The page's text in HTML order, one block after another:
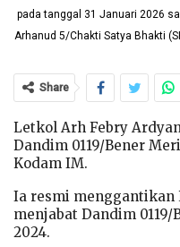
pada tanggal 31 Januari 2026
Arhanud 5/Chakti Satya Bhakti
Share
Letkol Arh Febry
Dandim 0119/Bener
Kodam IM.
Ia resmi menggantikan
menjabat Dandim
2024.